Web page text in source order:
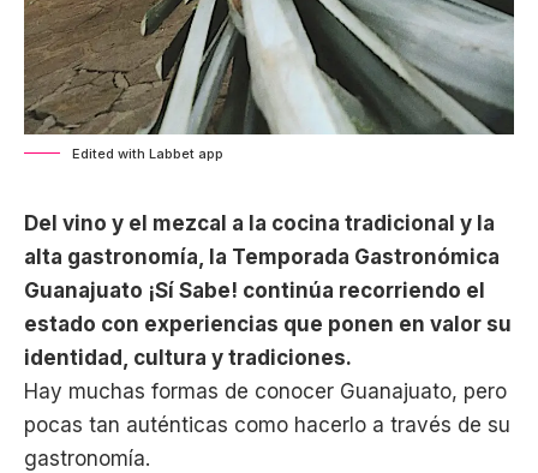
Edited with Labbet app
Del vino y el mezcal a la cocina tradicional y la
alta gastronomía, la Temporada Gastronómica
Guanajuato ¡Sí Sabe! continúa recorriendo el
estado con experiencias que ponen en valor su
identidad, cultura y tradiciones.
Hay muchas formas de conocer Guanajuato, pero
pocas tan auténticas como hacerlo a través de su
gastronomía.